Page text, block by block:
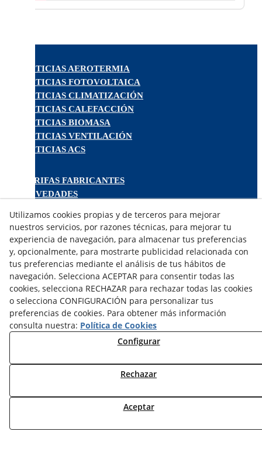
NOTICIAS AEROTERMIA
NOTICIAS FOTOVOLTAICA
NOTICIAS CLIMATIZACIÓN
NOTICIAS CALEFACCIÓN
NOTICIAS BIOMASA
NOTICIAS VENTILACIÓN
NOTICIAS ACS
TARIFAS FABRICANTES
NOVEDADES
CONTÁCTANOS
DEVOLUCIONES
TRABAJA CON NOSOTROS
¿QUIENES SOMOS?
AVISO LEGAL
POLÍTICA DE COOKIES
POLÍTICA DE PRIVACIDAD
CONDICIONES USO
CONDICIONES COMPRA
Utilizamos cookies propias y de terceros para mejorar
nuestros servicios, por razones técnicas, para mejorar tu
experiencia de navegación, para almacenar tus preferencias
y, opcionalmente, para mostrarte publicidad relacionada con
tus preferencias mediante el análisis de tus hábitos de
navegación. Selecciona ACEPTAR para consentir todas las
cookies, selecciona RECHAZAR para rechazar todas las cookies
o selecciona CONFIGURACIÓN para personalizar tus
preferencias de cookies. Para obtener más información
consulta nuestra: Política de Cookies
Configurar
Rechazar
Aceptar